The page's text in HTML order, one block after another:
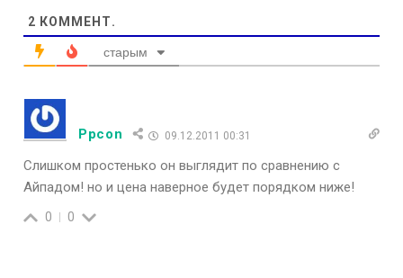
2 КОММЕНТ.
старым
Ppcon 09.12.2011 00:31
Слишком простенько он выглядит по сравнению с
Айпадом! но и цена наверное будет порядком ниже!
0 0